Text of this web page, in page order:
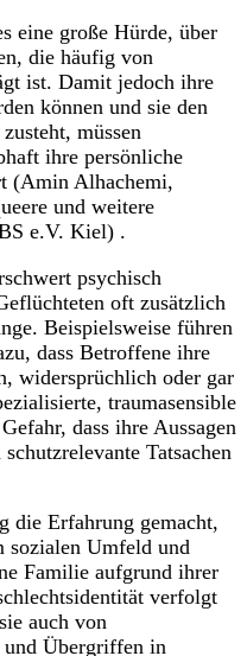
eine große Hürde, über
die häufig von
ist. Damit jedoch ihre
können und sie den
müssen
ihre persönliche
(Amin Alhachemi,
und weitere
e.V. Kiel) .
psychisch
oft zusätzlich
Beispielsweise führen
dass Betroffene ihre
widersprüchlich oder gar
traumasensible
dass ihre Aussagen
Tatsachen
die Erfahrung gemacht,
sozialen Umfeld und
Familie aufgrund ihrer
verfolgt
auch von
Übergriffen in